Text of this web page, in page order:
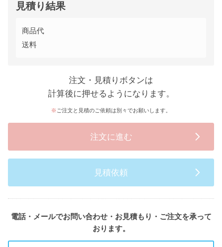
見積り結果
商品代
送料
注文・見積りボタンは
計算後に押せるようになります。
ご注文と見積のご依頼は別々でお願いします。
注文に進む
見積依頼
電話・メールでお問い合わせ・お見積もり・ご注文を承って
おります。